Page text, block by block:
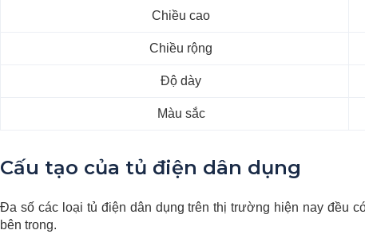
Chiều cao
Chiều rộng
Độ dày
Màu sắc
Cấu tạo của tủ điện dân dụng
Đa số các loại tủ điện dân dụng trên thị trường hiện nay đều
bên trong.